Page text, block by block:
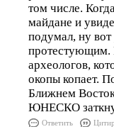
том числе.
майдане и
подумал, ну
протестующим.
археологов,
окопы копает.
Ближнем
ЮНЕСКО
Ответить